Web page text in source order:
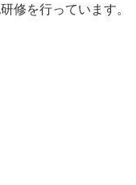
を行っています。